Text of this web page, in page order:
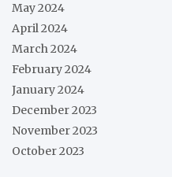
May 2024
April 2024
March 2024
February 2024
January 2024
December 2023
November 2023
October 2023